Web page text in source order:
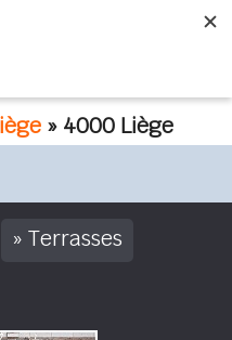
» 4000 Liège
Terrasses